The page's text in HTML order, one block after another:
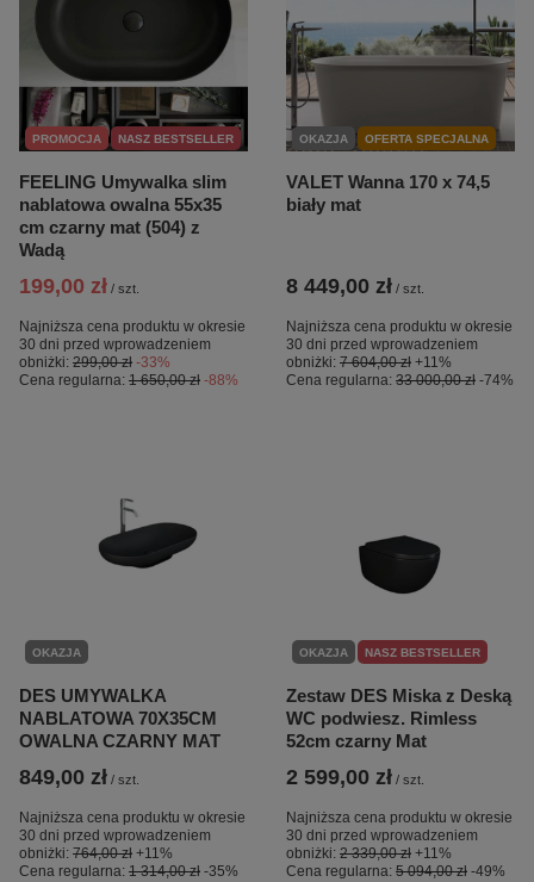
PROMOCJA NASZ BESTSELLER
FEELING Umywalka slim
nablatowa owalna 55x35
cm czarny mat (504) z
Wadą
199,00 zł / szt.
Najniższa cena produktu w okresie
30 dni przed wprowadzeniem
obniżki: 299,00 zł -33%
Cena regularna: 1 650,00 zł -88%
OKAZJA OFERTA SPECJALNA
VALET Wanna 170 x 74,5
biały mat
8 449,00 zł / szt.
Najniższa cena produktu w okresie
30 dni przed wprowadzeniem
obniżki: 7 604,00 zł +11%
Cena regularna: 33 000,00 zł -74%
OKAZJA
DES UMYWALKA
NABLATOWA 70X35CM
OWALNA CZARNY MAT
849,00 zł / szt.
Najniższa cena produktu w okresie
30 dni przed wprowadzeniem
obniżki: 764,00 zł +11%
Cena regularna: 1 314,00 zł -35%
OKAZJA NASZ BESTSELLER
Zestaw DES Miska z Deską
WC podwiesz. Rimless
52cm czarny Mat
2 599,00 zł / szt.
Najniższa cena produktu w okresie
30 dni przed wprowadzeniem
obniżki: 2 339,00 zł +11%
Cena regularna: 5 094,00 zł -49%